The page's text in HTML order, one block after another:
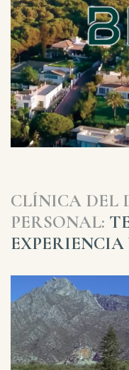
CLÍNICA DEL
PERSONAL: